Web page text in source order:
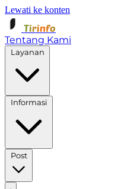
Lewati ke konten
Tirinfo
Tentang Kami
Post